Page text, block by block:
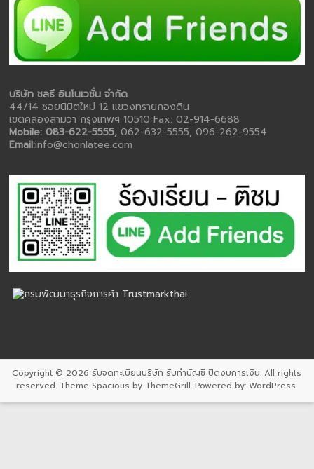
บริษัท ชลธี อินโนเวชั่น จำกัด
44/14 ซอยนิมิตใหม่ 12 แขวงทรายกองดิน
เขตคลองสามวา กรุงเทพฯ 10510 Fax: 02-914-6688
Mobile: 083-622-5555,062-632-5555, 096-262-9554
Email:info@chonlatee.com
Copyright © 2026 รับจดทะเบียนบริษัท รับทำบัญชี ปิดงบการเงิน. All rights
reserved. ThemeSpacious by ThemeGrill. Powered by:WordPress.